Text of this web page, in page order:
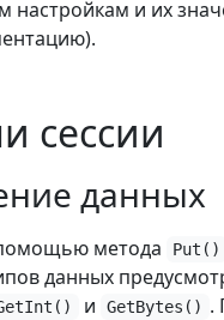
настройкам и их
сессии
данных
метода Put()
данных
и GetBytes() .